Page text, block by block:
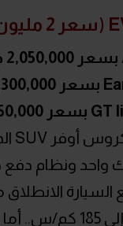
القصوى إلى